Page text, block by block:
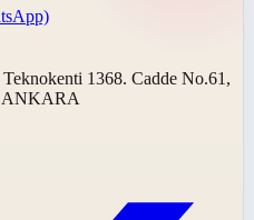
1368. Cadde No.61,
ANKARA